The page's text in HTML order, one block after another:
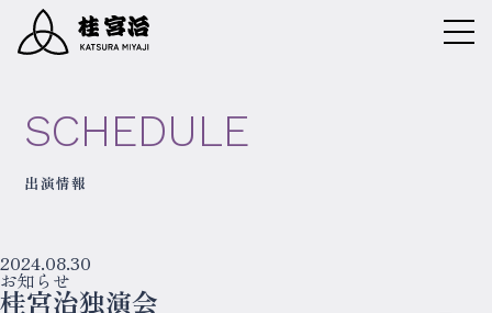
SCHEDULE
出演情報
2024.08.30
お知らせ
桂宮治独演会